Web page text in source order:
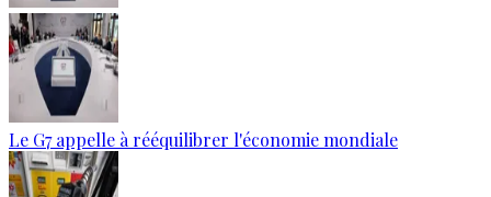
Le G7 appelle à rééquilibrer l'économie mondiale